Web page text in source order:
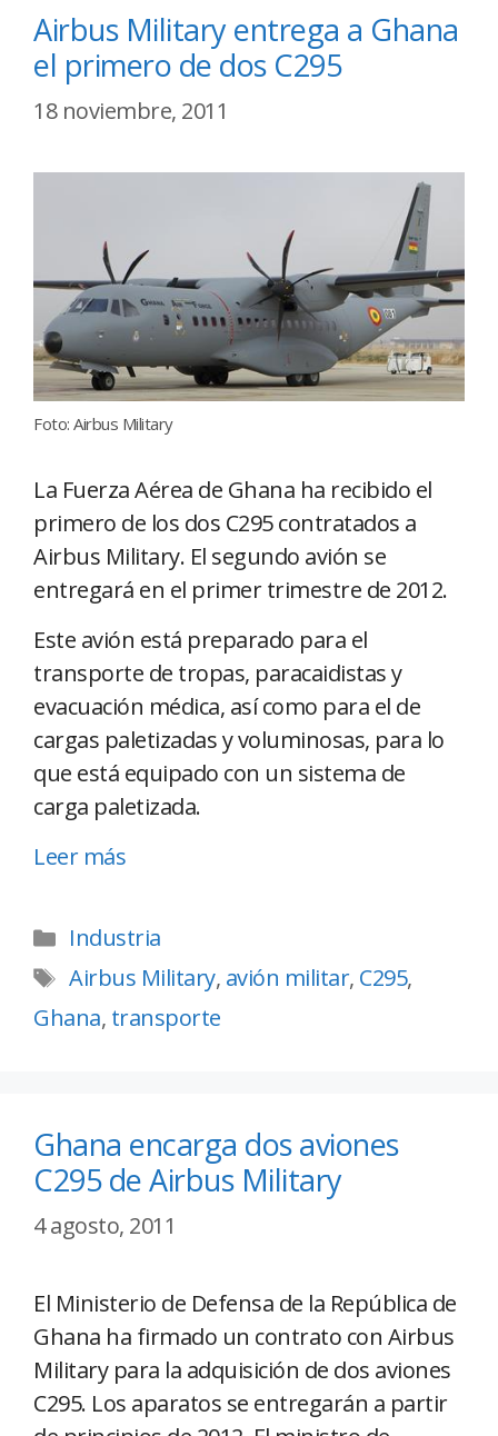
Airbus Military entrega a Ghana
el primero de dos C295
18 noviembre, 2011
Foto: Airbus Military
La Fuerza Aérea de Ghana ha recibido el
primero de los dos C295 contratados a
Airbus Military. El segundo avión se
entregará en el primer trimestre de 2012.
Este avión está preparado para el
transporte de tropas, paracaidistas y
evacuación médica, así como para el de
cargas paletizadas y voluminosas, para lo
que está equipado con un sistema de
carga paletizada.
Leer más
Industria
Airbus Military, avión militar, C295,
Ghana, transporte
Ghana encarga dos aviones
C295 de Airbus Military
4 agosto, 2011
El Ministerio de Defensa de la República de
Ghana ha firmado un contrato con Airbus
Military para la adquisición de dos aviones
C295. Los aparatos se entregarán a partir